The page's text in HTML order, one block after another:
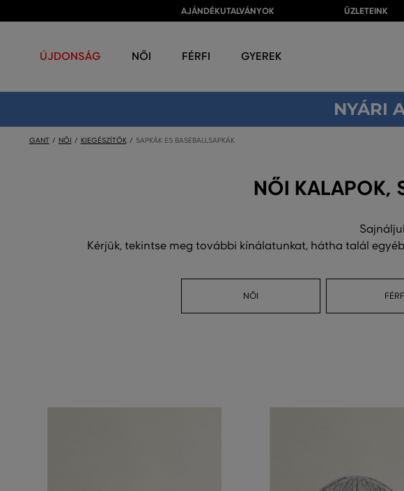
AJÁNDÉKUTALVÁNYOK ÜZLETEINK
ÚJDONSÁG NŐI FÉRFI GYEREK
NYÁRI
GANT NŐI KIEGÉSZÍTŐK SAPKÁK ES BASEBALLSAPKÁK
NŐI KALAPOK,
Kérjük, tekintse meg további kínálatunkat, hátha talál
NŐI